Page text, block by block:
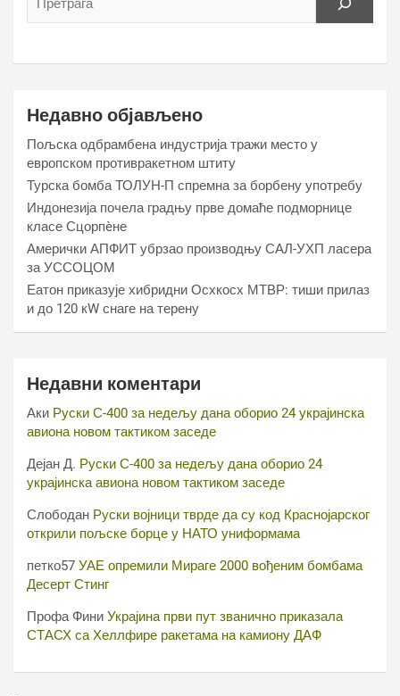
Недавно објављено
Пољска одбрамбена индустрија тражи место у
европском противракетном штиту
Турска бомба ТОЛУН-П спремна за борбену употребу
Индонезија почела градњу прве домаће подморнице
класе Сцорпèне
Амерички АПФИТ убрзао производњу САЛ-УХП ласера
за УССОЦОМ
Еатон приказује хибридни Осхкосх МТВР: тиши прилаз
и до 120 кW снаге на терену
Недавни коментари
Аки Руски С-400 за недељу дана оборио 24 украјинска
авиона новом тактиком заседе
Дејан Д. Руски С-400 за недељу дана оборио 24
украјинска авиона новом тактиком заседе
Слободан Руски војници тврде да су код Краснојарског
открили пољске борце у НАТО униформама
петко57 УАЕ опремили Мираге 2000 вођеним бомбама
Десерт Стинг
Профа Фини Украјина први пут званично приказала
СТАСХ са Хеллфире ракетама на камиону ДАФ